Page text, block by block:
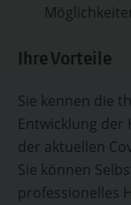
Ihre Vorteile
Sie kennen die
Entwicklung der
der aktuellen
Sie können
professionelles